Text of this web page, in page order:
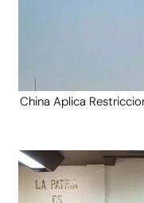
China Aplica